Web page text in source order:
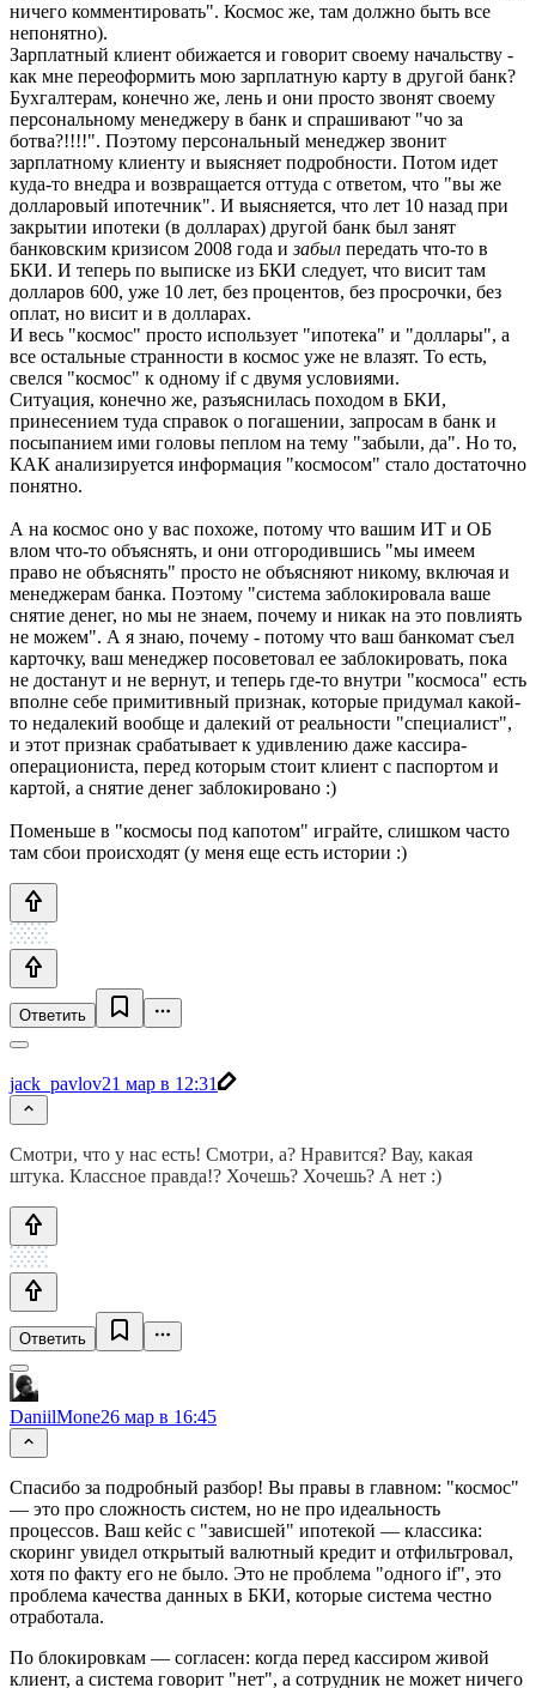
ничего комментировать". Космос же, там должно быть все
непонятно).
Зарплатный клиент обижается и говорит своему начальству -
как мне переоформить мою зарплатную карту в другой банк?
Бухгалтерам, конечно же, лень и они просто звонят своему
персональному менеджеру в банк и спрашивают "чо за
ботва?!!!!". Поэтому персональный менеджер звонит
зарплатному клиенту и выясняет подробности. Потом идет
куда-то внедра и возвращается оттуда с ответом, что "вы же
долларовый ипотечник". И выясняется, что лет 10 назад при
закрытии ипотеки (в долларах) другой банк был занят
банковским кризисом 2008 года изабыл передать что-то в
БКИ. И теперь по выписке из БКИ следует, что висит там
долларов 600, уже 10 лет, без процентов, без просрочки, без
оплат, но висит и в долларах.
И весь "космос" просто использует "ипотека" и "доллары", а
все остальные странности в космос уже не влазят. То есть,
свелся "космос" к одному if с двумя условиями.
Ситуация, конечно же, разъяснилась походом в БКИ,
принесением туда справок о погашении, запросам в банк и
посыпанием ими головы пеплом на тему "забыли, да". Но то,
КАК анализируется информация "космосом" стало достаточно
понятно.
А на космос оно у вас похоже, потому что вашим ИТ и ОБ
влом что-то объяснять, и они отгородившись "мы имеем
право не объяснять" просто не объясняют никому, включая и
менеджерам банка. Поэтому "система заблокировала ваше
снятие денег, но мы не знаем, почему и никак на это повлиять
не можем". А я знаю, почему - потому что ваш банкомат съел
карточку, ваш менеджер посоветовал ее заблокировать, пока
не достанут и не вернут, и теперь где-то внутри "космоса" есть
вполне себе примитивный признак, которые придумал какой-
то недалекий вообще и далекий от реальности "специалист",
и этот признак срабатывает к удивлению даже кассира-
операциониста, перед которым стоит клиент с паспортом и
картой, а снятие денег заблокировано :)
Поменьше в "космосы под капотом" играйте, слишком часто
там сбои происходят (у меня еще есть истории :)
Ответить
jack_pavlov21 мар в 12:31
Смотри, что у нас есть! Смотри, а? Нравится? Вау, какая
штука. Классное правда!? Хочешь? Хочешь? А нет :)
Ответить
DaniilMone26 мар в 16:45
Спасибо за подробный разбор! Вы правы в главном: "космос"
— это про сложность систем, но не про идеальность
процессов. Ваш кейс с "зависшей" ипотекой — классика:
скоринг увидел открытый валютный кредит и отфильтровал,
хотя по факту его не было. Это не проблема "одного if", это
проблема качества данных в БКИ, которые система честно
отработала.
По блокировкам — согласен: когда перед кассиром живой
клиент, а система говорит "нет", а сотрудник не может ничего